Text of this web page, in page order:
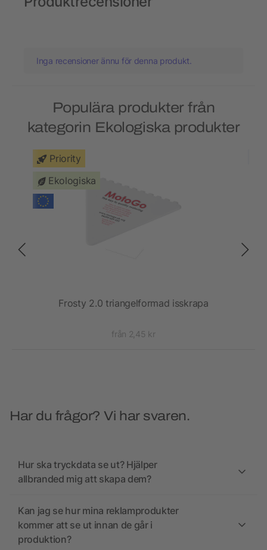
Inga recensioner ännu för denna produkt.
Populära produkter från
kategorin Ekologiska produkter
Priority
Ekologiska
Frosty 2.0 triangelformad isskrapa
från 2,45 kr
Har du frågor? Vi har svaren.
Hur ska tryckdata se ut? Hjälper
allbranded mig att skapa dem?
Kan jag se hur mina reklamprodukter
kommer att se ut innan de går i
produktion?